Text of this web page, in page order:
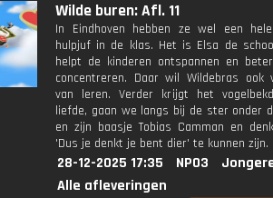
Wilde buren: Afl. 11
In Eindhoven hebben ze wel een
hulpjuf in de klas. Het is Elsa de
helpt de kinderen ontspannen en
concentreren. Daar wil Wildebras ook
van leren. Verder krijgt het
liefde, gaan we langs bij de ster onder
en zijn baasje Tobias Camman en
'Dus je denkt je bent dier' te kunnen zijn.
28-12-2025 17:35 NPO3
Alle afleveringen